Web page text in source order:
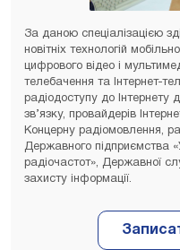
За даною спеціалізацією
новітніх технологій
цифрового відео і
телебачення та Інтернет-
радіодоступу до Інтернету
зв’язку, провайдерів
Концерну радіомовлення,
Державного підприємства
радіочастот», Державної
захисту інформації.